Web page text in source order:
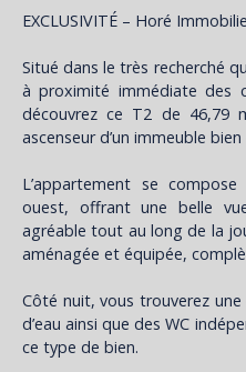
EXCLUSIVITÉ – Horé
Situé dans le très recherché
à proximité immédiate des
découvrez ce T2 de 46,79
ascenseur d’un immeuble
L’appartement se
ouest, offrant une belle
agréable tout au long de la
aménagée et équipée,
Côté nuit, vous trouverez
d’eau ainsi que des WC
ce type de bien.